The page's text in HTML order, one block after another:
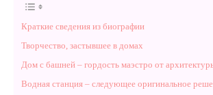
Краткие сведения из биографии
Творчество, застывшее в домах
Дом с башней – гордость маэстро от
Водная станция – следующее оригинальное